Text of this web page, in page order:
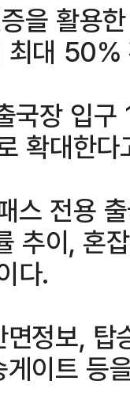
을 활용
최대 50%
국장 입
확대한다
스 전용
추이, 혼
다.
정보,
이트 등